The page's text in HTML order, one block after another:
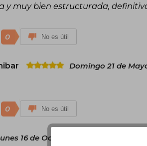
y muy bien estructurada,
0 No es útil
Domingo 21 de
0 No es útil
16 de Octubre, 2023